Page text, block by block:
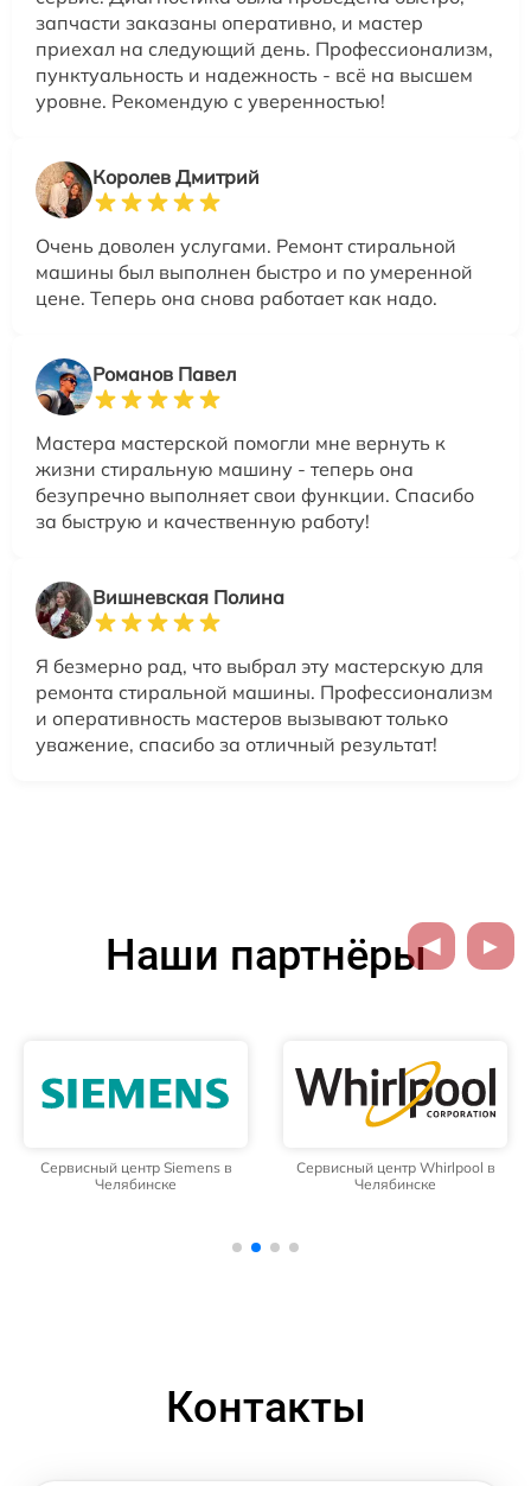
запчасти заказаны оперативно, и мастер
приехал на следующий день. Профессионализм,
пунктуальность и надежность - всё на высшем
уровне. Рекомендую с уверенностью!
Королев Дмитрий
Очень доволен услугами. Ремонт стиральной
машины был выполнен быстро и по умеренной
цене. Теперь она снова работает как надо.
Романов Павел
Мастера мастерской помогли мне вернуть к
жизни стиральную машину - теперь она
безупречно выполняет свои функции. Спасибо
за быструю и качественную работу!
Вишневская Полина
Я безмерно рад, что выбрал эту мастерскую для
ремонта стиральной машины. Профессионализм
и оперативность мастеров вызывают только
уважение, спасибо за отличный результат!
Наши партнёры
Сервисный центр Siemens в
Челябинске
Сервисный центр Whirlpool в
Челябинске
Контакты